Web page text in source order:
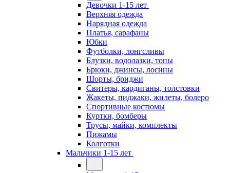
Девочки 1-15 лет
Верхняя одежда
Нарядная одежда
Платья, сарафаны
Юбки
Футболки, лонгсливы
Блузки, водолазки, топы
Брюки, джинсы, лосины
Шорты, бриджи
Свитеры, кардиганы, толстовки
Жакеты, пиджаки, жилеты, болеро
Спортивные костюмы
Куртки, бомберы
Трусы, майки, комплекты
Пижамы
Колготки
Мальчики 1-15 лет